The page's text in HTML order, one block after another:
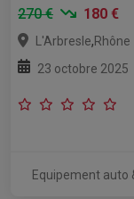
270 €
180 €
L'Arbresle,Rhône
23 octobre 2025
Equipement auto